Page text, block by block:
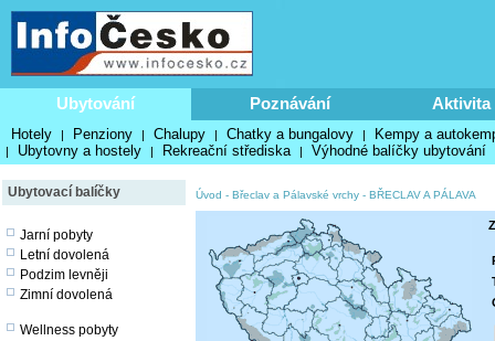
Ubytování Poznávání Aktivita
Hotely | Penziony | Chalupy | Chatky a bungalovy | Kempy a
| Ubytovny a hostely | Rekreační střediska | Výhodné balíčky ubytování
Ubytovací balíčky
Jarní pobyty
Letní dovolená
Podzim levněji
Zimní dovolená
Wellness pobyty
Úvod - Břeclav a Pálavské vrchy - BŘECLAV A PÁLAVA